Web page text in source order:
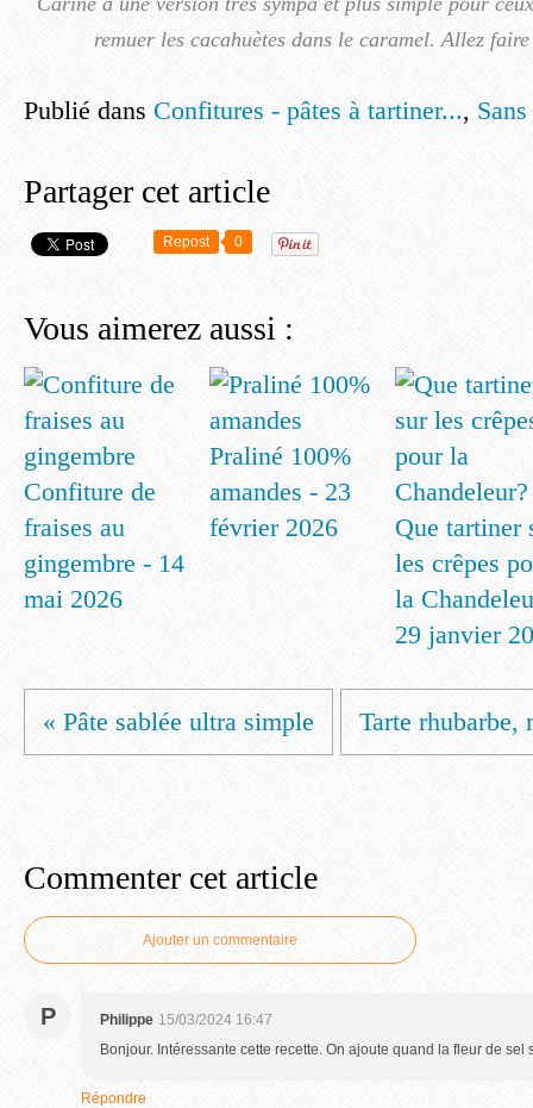
remuer les cacahuètes dans le caramel. Allez
Publié dans Confitures - pâtes à tartiner...,
Partager cet article
Repost 0
Vous aimerez aussi :
Confiture de
fraises au
gingembre - 14
mai 2026
Praliné 100%
amandes - 23
février 2026
Que tartiner
les crêpes
la
29 janvier
« Pâte sablée ultra simple Tarte rhubarbe,
Commenter cet article
Ajouter un commentaire
P Philippe 15/03/2024 16:47
Bonjour. Intéressante cette recette. On ajoute quand la fleur de sel
Répondre